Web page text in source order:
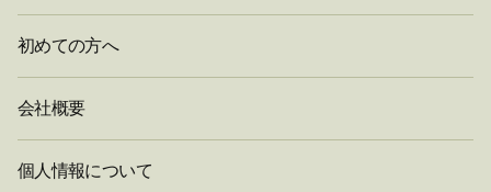
初めての方へ
会社概要
個人情報について